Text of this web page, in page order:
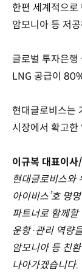
한편 세계적으로
암모니아 등 저
글로벌 투자은
LNG 공급이
현대글로비스는
시장에서 확고한
이규복 대표이
현대글로비스와
아이비스’호 명
파트너로 함께
운항·관리 역량
암모니아 등 친
나아가겠습니다.